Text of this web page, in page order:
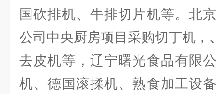
国砍排机、牛排切片机等。北
公司中央厨房项目采购切丁机，
去皮机等，辽宁曙光食品有限
机、德国滚揉机、熟食加工设